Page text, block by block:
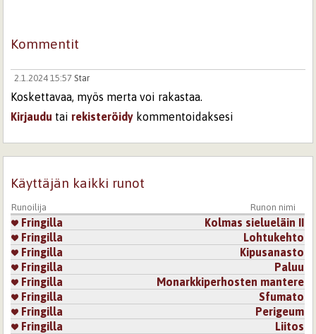
Kommentit
2.1.2024 15:57 Star
Koskettavaa, myös merta voi rakastaa.
Kirjaudu tai rekisteröidy kommentoidaksesi
Sivut
Käyttäjän kaikki runot
Runoilija Runon nimi
Fringilla
Kolmas sielueläin II
Fringilla
Lohtukehto
Fringilla
Kipusanasto
Fringilla
Paluu
Fringilla
Monarkkiperhosten mantere
Fringilla
Sfumato
Fringilla
Perigeum
Fringilla
Liitos